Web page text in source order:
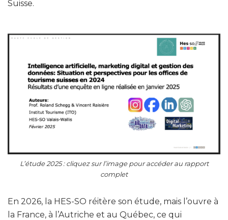
Suisse.
L’étude 2025 : cliquez sur l’image pour accéder au rapport
complet
En 2026, la HES-SO réitère son étude, mais l’ouvre à
la France, à l’Autriche et au Québec, ce qui